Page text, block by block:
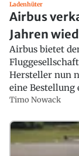
Ladenhüter
Airbus
Jahren
Airbus bietet
Hersteller nun
eine Bestellung
Timo Nowack